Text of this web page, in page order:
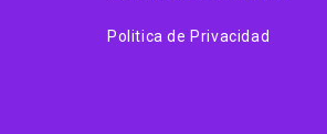
Politica de Privacidad